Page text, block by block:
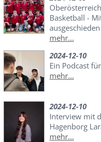
Basketball -
ausgeschieden
mehr...
2024-12-10
Ein Podcast
mehr...
2024-12-10
Interview mit
Hagenborg
mehr...